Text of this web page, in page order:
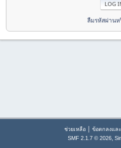
ลืมรหัสผ่านห
ช่วยเหลือ | ข้อตกลงแล
SMF 2.1.7 © 2026,